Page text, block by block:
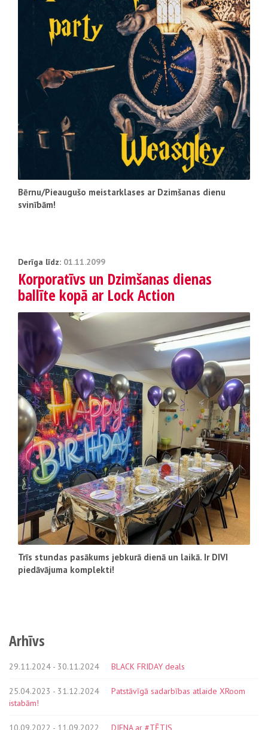
Bērnu/Pieaugušo meistarklases ar Dzimšanas dienu
svinībām!
Derīga līdz: 01.11.2099
Korporatīvs un Dzimšanas dienas
ballīte kopā ar Lock Action
Trīs stundas pasākums jebkurā dienā un laikā. Ir DIVI
piedāvājuma komplekti!
Arhīvs
29.11.2024 - 30.11.2024 BLACK FRIDAY deals
25.04.2023 - 31.12.2024
Patstāvīgā sadarbības atlaide XRoom
istabām!
10.09.2022 - 11.09.2022 DIENA ar #TĒTIS